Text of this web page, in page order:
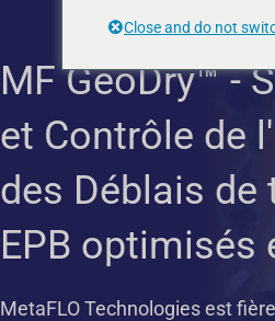
MF GeoDry™ -
et Contrôle de
des Déblais de
EPB optimisés
MetaFLO Technologies est
Close and do not